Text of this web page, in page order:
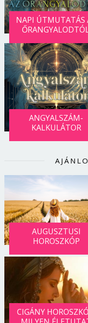
NAPI ÚTMUTATÁS
ANGYALSZÁM-
KALKULÁTOR
AUGUSZTUSI
HOROSZKÓP
CIGÁNY
E-mail cím vagy